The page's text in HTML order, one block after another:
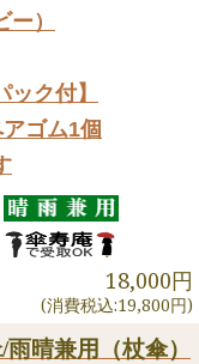
）
ック付】
ゴム1個
18,000円
(消費税込:19,800円)
晴兼用（杖傘）